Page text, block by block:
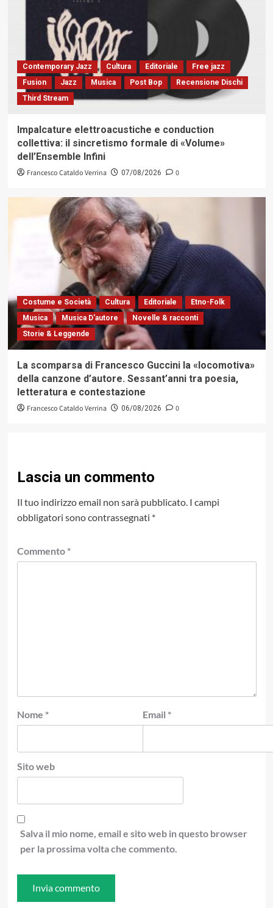
Contemporary Jazz Cultura Editoriale
Free jazz
Fusion
Jazz Musica Post Bop
Recensione Dischi
Third Stream
Impalcature elettroacustiche e conduction
collettiva: il sincretismo formale di «Volume»
dell’Ensemble Infini
Francesco Cataldo Verrina 07/08/2026 0
Costume e Società Cultura Editoriale
Etno-Folk
Musica
Musica D'autore
Novelle & racconti
Storie & Leggende
La scomparsa di Francesco Guccini la «locomotiva»
della canzone d’autore. Sessant’anni tra poesia,
letteratura e contestazione
Francesco Cataldo Verrina 06/08/2026 0
Lascia un commento
Il tuo indirizzo email non sarà pubblicato. I campi
obbligatori sono contrassegnati *
Commento *
Nome * Email *
Sito web
Salva il mio nome, email e sito web in questo browser
per la prossima volta che commento.